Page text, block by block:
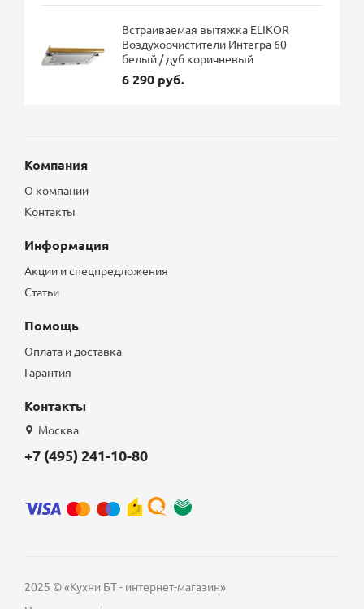
Встраиваемая вытяжка ELIKOR
Воздухоочистители Интегра 60
белый / дуб коричневый
6 290 руб.
Компания
О компании
Контакты
Информация
Акции и спецпредложения
Статьи
Помощь
Оплата и доставка
Гарантия
Контакты
Москва
+7 (495) 241-10-80
2025 © «Кухни БТ - интернет-магазин»